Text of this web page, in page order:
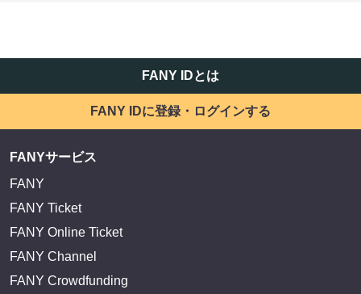
FANY IDとは
FANY IDに登録・ログインする
FANYサービス
FANY
FANY Ticket
FANY Online Ticket
FANY Channel
FANY Crowdfunding